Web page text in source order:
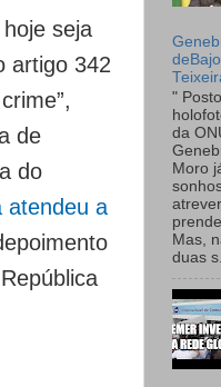
seja
artigo 342
de
do
atendeu a
"
da
Moro
Mas,
duas